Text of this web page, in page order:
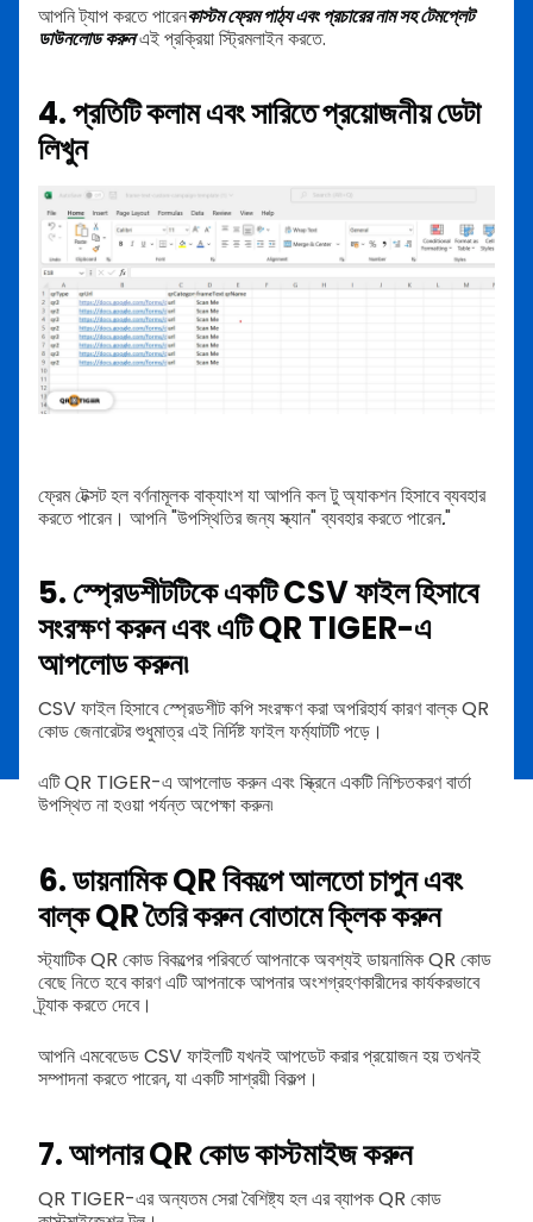
আপনি ট্যাপ করতে পারেনকাস্টম ফ্রেম পাঠ্য এবং প্রচারের নাম সহ টেমপ্লেট
ডাউনলোড করুনএই প্রক্রিয়া স্ট্রিমলাইন করতে.
4. প্রতিটি কলাম এবং সারিতে প্রয়োজনীয় ডেটা
লিখুন
ফ্রেম টেক্সট হল বর্ণনামূলক বাক্যাংশ যা আপনি কল টু অ্যাকশন হিসাবে ব্যবহার
করতে পারেন। আপনি "উপস্থিতির জন্য স্ক্যান" ব্যবহার করতে পারেন."
5. স্প্রেডশীটটিকে একটি CSV ফাইল হিসাবে
সংরক্ষণ করুন এবং এটি QR TIGER-এ
আপলোড করুন৷
CSV ফাইল হিসাবে স্প্রেডশীট কপি সংরক্ষণ করা অপরিহার্য কারণ বাল্ক QR
কোড জেনারেটর শুধুমাত্র এই নির্দিষ্ট ফাইল ফর্ম্যাটটি পড়ে।
এটি QR TIGER-এ আপলোড করুন এবং স্ক্রিনে একটি নিশ্চিতকরণ বার্তা
উপস্থিত না হওয়া পর্যন্ত অপেক্ষা করুন৷
6. ডায়নামিক QR বিকল্পে আলতো চাপুন এবং
বাল্ক QR তৈরি করুন বোতামে ক্লিক করুন
স্ট্যাটিক QR কোড বিকল্পের পরিবর্তে আপনাকে অবশ্যই ডায়নামিক QR কোড
বেছে নিতে হবে কারণ এটি আপনাকে আপনার অংশগ্রহণকারীদের কার্যকরভাবে
ট্র্যাক করতে দেবে।
আপনি এমবেডেড CSV ফাইলটি যখনই আপডেট করার প্রয়োজন হয় তখনই
সম্পাদনা করতে পারেন, যা একটি সাশ্রয়ী বিকল্প।
7. আপনার QR কোড কাস্টমাইজ করুন
QR TIGER-এর অন্যতম সেরা বৈশিষ্ট্য হল এর ব্যাপক QR কোড